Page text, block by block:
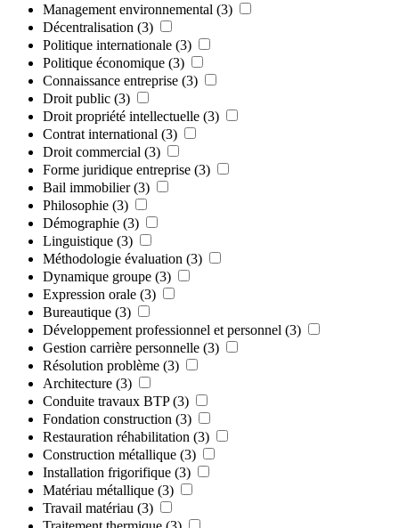
Management environnemental (3)
Décentralisation (3)
Politique internationale (3)
Politique économique (3)
Connaissance entreprise (3)
Droit public (3)
Droit propriété intellectuelle (3)
Contrat international (3)
Droit commercial (3)
Forme juridique entreprise (3)
Bail immobilier (3)
Philosophie (3)
Démographie (3)
Linguistique (3)
Méthodologie évaluation (3)
Dynamique groupe (3)
Expression orale (3)
Bureautique (3)
Développement professionnel et personnel (3)
Gestion carrière personnelle (3)
Résolution problème (3)
Architecture (3)
Conduite travaux BTP (3)
Fondation construction (3)
Restauration réhabilitation (3)
Construction métallique (3)
Installation frigorifique (3)
Matériau métallique (3)
Travail matériau (3)